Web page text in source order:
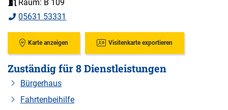
Raum: B 109
05631 53331
Karte anzeigen Visitenkarte exportieren
Zuständig für 8 Dienstleistungen
Bürgerhaus
Fahrtenbeihilfe